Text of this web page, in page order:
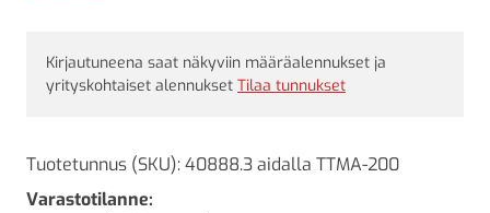
kaksiajorataisilla teillä, joiden pysyvä nopeusrajoitus on ≥ 60
km/h. Vaatimus koskee myös tiemerkintöihin liittyviä
joiden KVL > 6 000 ajon. / vrk.
Kirjautuneena saat näkyviin määräalennukset ja
yrityskohtaiset alennukset Tilaa tunnukset
Tuotetunnus (SKU):40888.3 aidalla TTMA-200
Varastotilanne: